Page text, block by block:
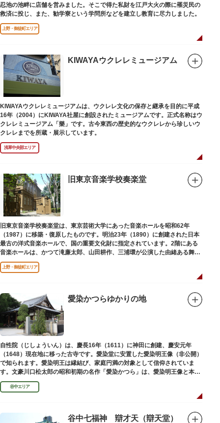
忍池の池畔に店舗を営みました。そこで得た私財を江戸大火の際に罹災民の
救済に投じ、また、勧学寮という学問所などを建立し教育に尽力しました。
上野・御徒町エリア
KIWAYAウクレレミュージアム
KIWAYAウクレレミュージアムは、ウクレレ文化の保存と継承を目的に平成
16年（2004）にKIWAYA社屋に創設されたミュージアムです。正式名称はウ
クレレミュージアム「樂」です。古今東西の歴史的なウクレレから珍しいウ
クレレまでを所蔵・展示しています。
浅草中央部エリア
旧東京音楽学校奏楽堂
旧東京音楽学校奏楽堂は、東京芸術大学にあった音楽ホールを昭和62年
（1987）に移築・復原したものです。明治23年（1890）に創建された日本
最古の洋式音楽ホールで、国の重要文化財に指定されています。2階にある
音楽ホールは、かつて滝廉太郎、山田耕作、三浦環が公演した由緒ある舞台
です。
上野・御徒町エリア
愛染かつらゆかりの地
自性院（じしょういん）は、慶長16年（1611）に神田に創建、慶安元年
（1648）現在地に移った古寺です。愛染堂に安置した愛染明王像（非公開）
で知られます。愛染明王は縁結び、家庭円満の対象として信仰されていま
す。文豪川口松太郎の昭和初期の名作「愛染かつら」は、愛染明王像と本堂
前にあった桂の古木にヒントを得た作品だといわれます。
谷中エリア
谷中七福神 辯才天（辯天堂）